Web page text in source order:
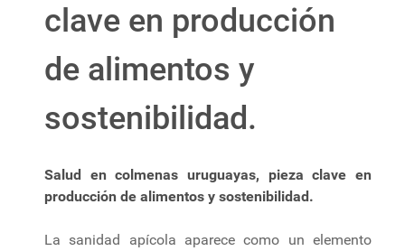
clave en producción
de alimentos y
sostenibilidad.
Salud en colmenas uruguayas, pieza clave en
producción de alimentos y sostenibilidad.
La sanidad apícola aparece como un elemento